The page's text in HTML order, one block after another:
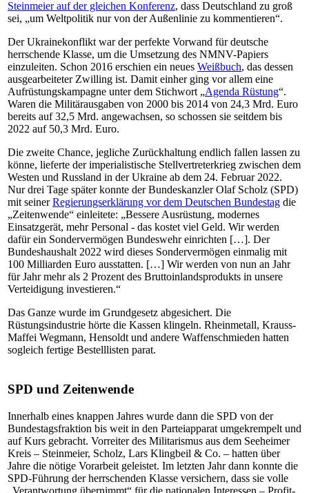
Steinmeier auf der gleichen Konferenz, dass Deutschland zu groß
sei, „um Weltpolitik nur von der Außenlinie zu kommentieren“.
Der Ukrainekonflikt war der perfekte Vorwand für deutsche
herrschende Klasse, um die Umsetzung des NMNV-Papiers
einzuleiten. Schon 2016 erschien ein neues Weißbuch, das dessen
ausgearbeiteter Zwilling ist. Damit einher ging vor allem eine
Aufrüstungskampagne unter dem Stichwort „Agenda Rüstung“.
Waren die Militärausgaben von 2000 bis 2014 von 24,3 Mrd. Euro
bereits auf 32,5 Mrd. angewachsen, so schossen sie seitdem bis
2022 auf 50,3 Mrd. Euro.
Die zweite Chance, jegliche Zurückhaltung endlich fallen lassen zu
könne, lieferte der imperialistische Stellvertreterkrieg zwischen dem
Westen und Russland in der Ukraine ab dem 24. Februar 2022.
Nur drei Tage später konnte der Bundeskanzler Olaf Scholz (SPD)
mit seinerRegierungserklärung vor dem Deutschen Bundestag die
„Zeitenwende“ einleitete: „Bessere Ausrüstung, modernes
Einsatzgerät, mehr Personal - das kostet viel Geld. Wir werden
dafür ein Sondervermögen Bundeswehr einrichten […]. Der
Bundeshaushalt 2022 wird dieses Sondervermögen einmalig mit
100 Milliarden Euro ausstatten. […] Wir werden von nun an Jahr
für Jahr mehr als 2 Prozent des Bruttoinlandsprodukts in unsere
Verteidigung investieren.“
Das Ganze wurde im Grundgesetz abgesichert. Die
Rüstungsindustrie hörte die Kassen klingeln. Rheinmetall, Krauss-
Maffei Wegmann, Hensoldt und andere Waffenschmieden hatten
sogleich fertige Bestelllisten parat.
SPD und Zeitenwende
Innerhalb eines knappen Jahres wurde dann die SPD von der
Bundestagsfraktion bis weit in den Parteiapparat umgekrempelt und
auf Kurs gebracht. Vorreiter des Militarismus aus dem Seeheimer
Kreis – Steinmeier, Scholz, Lars Klingbeil & Co. – hatten über
Jahre die nötige Vorarbeit geleistet. Im letzten Jahr dann konnte die
SPD-Führung der herrschenden Klasse versichern, dass sie volle
„Verantwortung übernimmt“ für die nationalen Interessen – Profit-